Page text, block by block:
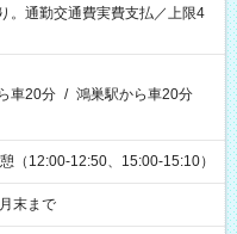
。通勤交通費実費支払／上限4
車20分 / 鴻巣駅から車20分
（12:00-12:50、15:00-15:10）
末まで